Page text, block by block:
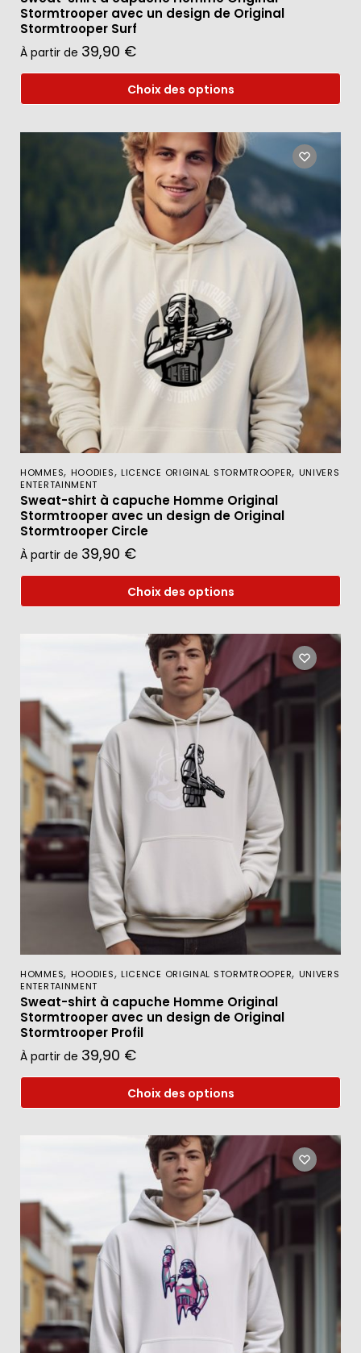
Stormtrooper avec un design de Original
Stormtrooper Surf
À partir de 39,90 €
Choix des options
HOMMES, HOODIES, LICENCE ORIGINAL STORMTROOPER, UNIVERS
ENTERTAINMENT
Sweat-shirt à capuche Homme Original
Stormtrooper avec un design de Original
Stormtrooper Circle
À partir de 39,90 €
Choix des options
HOMMES, HOODIES, LICENCE ORIGINAL STORMTROOPER, UNIVERS
ENTERTAINMENT
Sweat-shirt à capuche Homme Original
Stormtrooper avec un design de Original
Stormtrooper Profil
À partir de 39,90 €
Choix des options